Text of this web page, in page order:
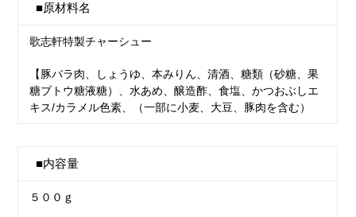
■原材料名
歌志軒特製チャーシュー
【豚バラ肉、しょうゆ、本みりん、清酒、糖類（砂糖、果
糖ブトウ糖液糖）、水あめ、醸造酢、食塩、かつおぶしエ
キス/カラメル色素、（一部に小麦、大豆、豚肉を含む）
■内容量
５００ｇ